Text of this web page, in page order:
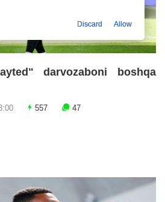
darvozaboni boshqa
557 47
Discard Allow